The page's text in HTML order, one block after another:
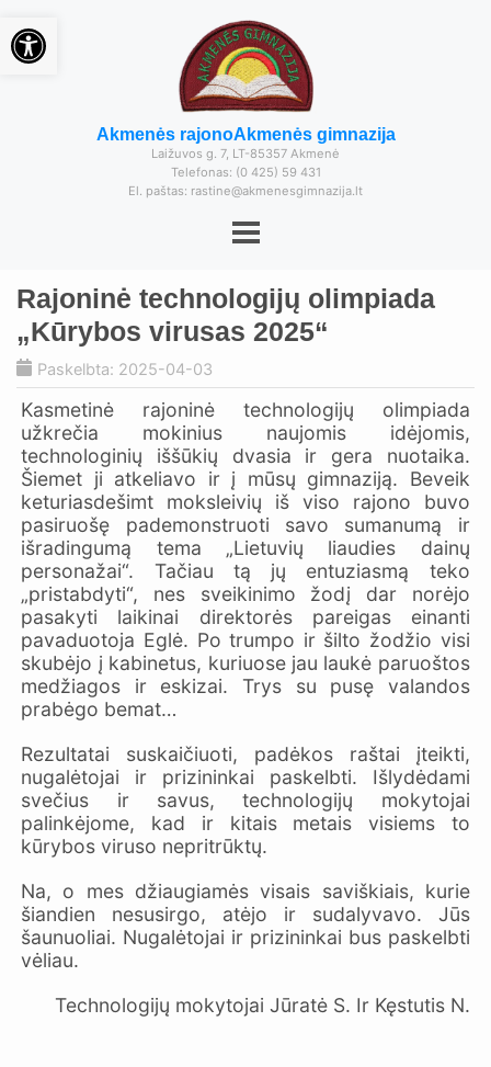
Akmenės rajonoAkmenės gimnazija
Laižuvos g. 7, LT-85357 Akmenė
Telefonas: (0 425) 59 431
El. paštas: rastine@akmenesgimnazija.lt
Rajoninė technologijų olimpiada
„Kūrybos virusas 2025“
Paskelbta: 2025-04-03
Kasmetinė rajoninė technologijų olimpiada
užkrečia mokinius naujomis idėjomis,
technologinių iššūkių dvasia ir gera nuotaika.
Šiemet ji atkeliavo ir į mūsų gimnaziją. Beveik
keturiasdešimt moksleivių iš viso rajono buvo
pasiruošę pademonstruoti savo sumanumą ir
išradingumą tema „Lietuvių liaudies dainų
personažai“. Tačiau tą jų entuziasmą teko
„pristabdyti“, nes sveikinimo žodį dar norėjo
pasakyti laikinai direktorės pareigas einanti
pavaduotoja Eglė. Po trumpo ir šilto žodžio visi
skubėjo į kabinetus, kuriuose jau laukė paruoštos
medžiagos ir eskizai. Trys su pusę valandos
prabėgo bemat…
Rezultatai suskaičiuoti, padėkos raštai įteikti,
nugalėtojai ir prizininkai paskelbti. Išlydėdami
svečius ir savus, technologijų mokytojai
palinkėjome, kad ir kitais metais visiems to
kūrybos viruso nepritrūktų.
Na, o mes džiaugiamės visais saviškiais, kurie
šiandien nesusirgo, atėjo ir sudalyvavo. Jūs
šaunuoliai. Nugalėtojai ir prizininkai bus paskelbti
vėliau.
Technologijų mokytojai Jūratė S. Ir Kęstutis N.
Open toolbar